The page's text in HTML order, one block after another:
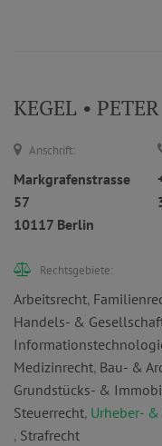
KEGEL •
Anschrift:
Markgrafenstrasse
57
10117 Berlin
Rechtsgebiete:
Arbeitsrecht,
Handels- &
Medizinrecht, Bau- &
Grundstücks- &
Steuerrecht, Urheber-
, Strafrecht